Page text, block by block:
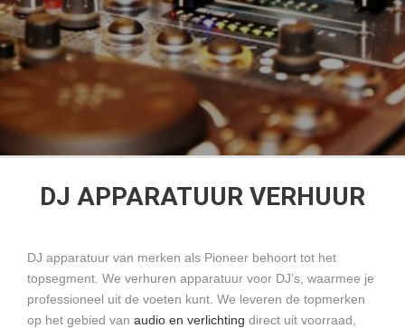
DJ APPARATUUR VERHUUR
DJ apparatuur van merken als Pioneer behoort tot het
topsegment. We verhuren apparatuur voor DJ’s, waarmee je
professioneel uit de voeten kunt. We leveren de topmerken
op het gebied van audio en verlichting direct uit voorraad,